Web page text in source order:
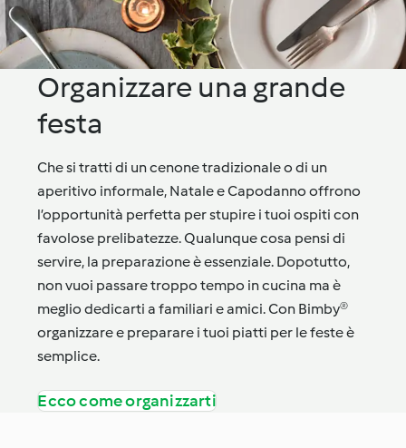
Organizzare una grande
festa
Che si tratti di un cenone tradizionale o di un
aperitivo informale, Natale e Capodanno offrono
l’opportunità perfetta per stupire i tuoi ospiti con
favolose prelibatezze. Qualunque cosa pensi di
servire, la preparazione è essenziale. Dopotutto,
non vuoi passare troppo tempo in cucina ma è
meglio dedicarti a familiari e amici. Con Bimby®
organizzare e preparare i tuoi piatti per le feste è
semplice.
Ecco come organizzarti